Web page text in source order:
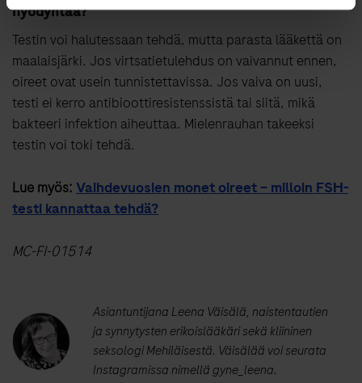
hyödyntää?
Testin voi halutessaan tehdä, mutta parasta lääkettä on
maalaisjärki. Jos virtsatietulehdus on vaivannut ennen,
oireet ovat usein tunnistettavissa. Jos vaiva on uusi,
testi ei kerro antibioottiresistenssistä tai siitä, mikä
bakteeri infektion aiheuttaa. Mielenrauhan takeeksi
testin voi toki tehdä.
Lue myös: Vaihdevuosien monet oireet – milloin FSH-
testi kannattaa tehdä?
MC-FI-01514
Asiantuntijana Leena Väisälä, naistentautien
ja synnytysten erikoislääkäri sekä kliininen
seksologi Mehiläisestä. Väisälää voi seurata
Instagramissa nimellä gyne_leena.